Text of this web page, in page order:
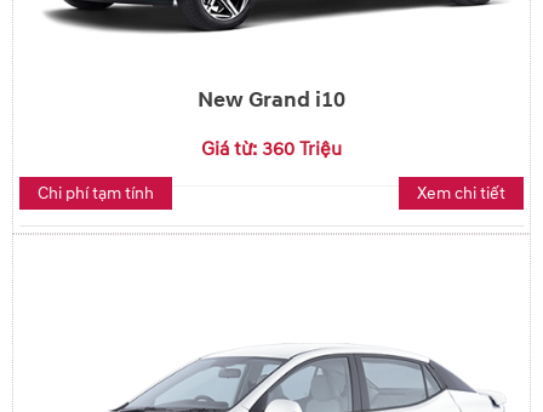
New Grand i10
Giá từ: 360 Triệu
Chi phí tạm tính Xem chi tiết